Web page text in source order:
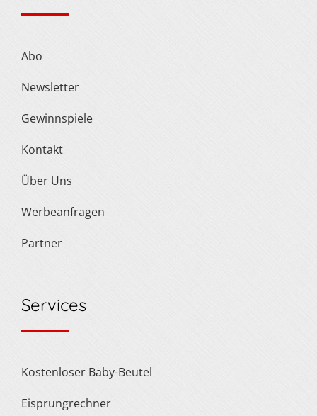
Abo
Newsletter
Gewinnspiele
Kontakt
Über Uns
Werbeanfragen
Partner
Services
Kostenloser Baby-Beutel
Eisprungrechner